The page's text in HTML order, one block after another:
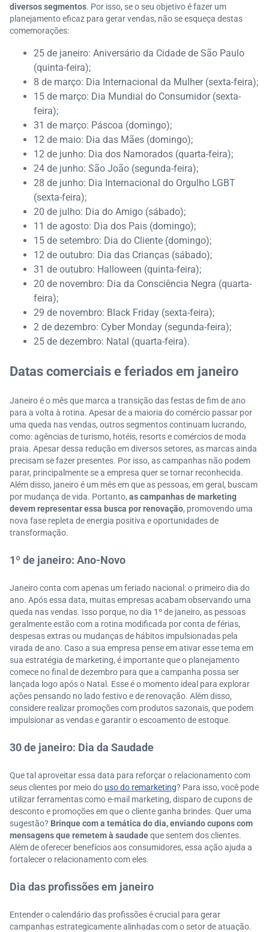
diversos segmentos. Por isso, se o seu objetivo é fazer um
planejamento eficaz para gerar vendas, não se esqueça destas
comemorações:
25 de janeiro: Aniversário da Cidade de São Paulo
(quinta-feira);
8 de março: Dia Internacional da Mulher (sexta-feira);
15 de março: Dia Mundial do Consumidor (sexta-
feira);
31 de março: Páscoa (domingo);
12 de maio: Dia das Mães (domingo);
12 de junho: Dia dos Namorados (quarta-feira);
24 de junho: São João (segunda-feira);
28 de junho: Dia Internacional do Orgulho LGBT
(sexta-feira);
20 de julho: Dia do Amigo (sábado);
11 de agosto: Dia dos Pais (domingo);
15 de setembro: Dia do Cliente (domingo);
12 de outubro: Dia das Crianças (sábado);
31 de outubro: Halloween (quinta-feira);
20 de novembro: Dia da Consciência Negra (quarta-
feira);
29 de novembro: Black Friday (sexta-feira);
2 de dezembro: Cyber Monday (segunda-feira);
25 de dezembro: Natal (quarta-feira).
Datas comerciais e feriados em janeiro
Janeiro é o mês que marca a transição das festas de fim de ano
para a volta à rotina. Apesar de a maioria do comércio passar por
uma queda nas vendas, outros segmentos continuam lucrando,
como: agências de turismo, hotéis, resorts e comércios de moda
praia. Apesar dessa redução em diversos setores, as marcas ainda
precisam se fazer presentes. Por isso, as campanhas não podem
parar, principalmente se a empresa quer se tornar reconhecida.
Além disso, janeiro é um mês em que as pessoas, em geral, buscam
por mudança de vida. Portanto, as campanhas de marketing
devem representar essa busca por renovação, promovendo uma
nova fase repleta de energia positiva e oportunidades de
transformação.
1º de janeiro: Ano-Novo
Janeiro conta com apenas um feriado nacional: o primeiro dia do
ano. Após essa data, muitas empresas acabam observando uma
queda nas vendas. Isso porque, no dia 1º de janeiro, as pessoas
geralmente estão com a rotina modificada por conta de férias,
despesas extras ou mudanças de hábitos impulsionadas pela
virada de ano. Caso a sua empresa pense em ativar esse tema em
sua estratégia de marketing, é importante que o planejamento
comece no final de dezembro para que a campanha possa ser
lançada logo após o Natal. Esse é o momento ideal para explorar
ações pensando no lado festivo e de renovação. Além disso,
considere realizar promoções com produtos sazonais, que podem
impulsionar as vendas e garantir o escoamento de estoque.
30 de janeiro: Dia da Saudade
Que tal aproveitar essa data para reforçar o relacionamento com
seus clientes por meio do uso do remarketing? Para isso, você pode
utilizar ferramentas como e-mail marketing, disparo de cupons de
desconto e promoções em que o cliente ganha brindes. Quer uma
sugestão? Brinque com a temática do dia, enviando cupons com
mensagens que remetem à saudadeque sentem dos clientes.
Além de oferecer benefícios aos consumidores, essa ação ajuda a
fortalecer o relacionamento com eles.
Dia das profissões em janeiro
Entender o calendário das profissões é crucial para gerar
campanhas estrategicamente alinhadas com o setor de atuação.